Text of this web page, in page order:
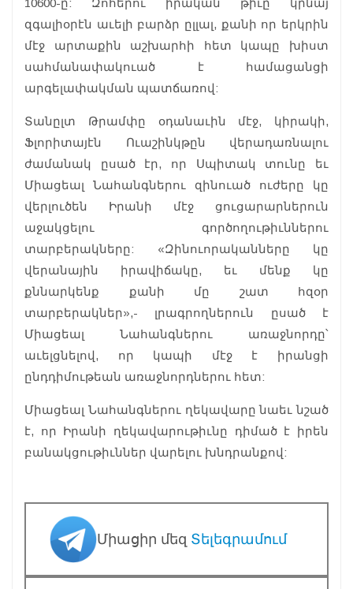
10600-ը: Զոհերու իրական թիւը կրնայ
զգալիօրէն աւելի բարձր ըլլալ, քանի որ երկրին
մէջ արտաքին աշխարհի հետ կապը խիստ
սահմանափակուած է համացանցի
արգելափակման պատճառով:
Տանըլտ Թրամփը օդանաւին մէջ, կիրակի,
Ֆլորիտայէն Ուաշինկթըն վերադառնալու
ժամանակ ըսած էր, որ Սպիտակ տունը եւ
Միացեալ Նահանգներու զինուած ուժերը կը
վերլուծեն Իրանի մէջ ցուցարարներուն
աջակցելու գործողութիւններու
տարբերակները: «Զինուորականները կը
վերանային իրավիճակը, եւ մենք կը
քննարկենք քանի մը շատ հզօր
տարբերակներ»,- լրագրողներուն ըսած է
Միացեալ Նահանգներու առաջնորդը՝
աւելցնելով, որ կապի մէջ է իրանցի
ընդդիմութեան առաջնորդներու հետ:
Միացեալ Նահանգներու ղեկավարը նաեւ նշած
է, որ Իրանի ղեկավարութիւնը դիմած է իրեն
բանակցութիւններ վարելու խնդրանքով:
Միացիր մեզ Տելեգրամում